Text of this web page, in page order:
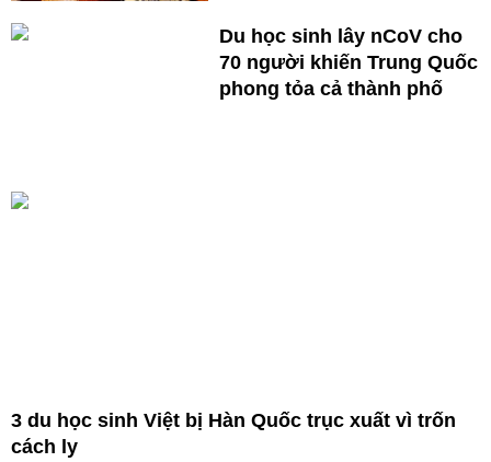
Du học sinh lây nCoV cho
70 người khiến Trung Quốc
phong tỏa cả thành phố
3 du học sinh Việt bị Hàn Quốc trục xuất vì trốn
cách ly